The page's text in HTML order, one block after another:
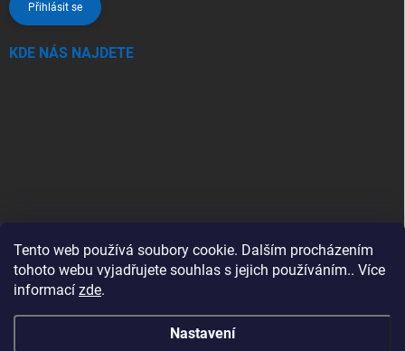
Tento web používá soubory cookie. Dalším procházením
tohoto webu vyjadřujete souhlas s jejich používáním.. Více
informací zde.
Nastavení
Přihlásit se
KDE NÁS NAJDETE